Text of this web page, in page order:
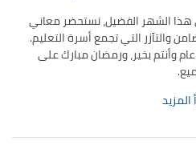
الشهر الفضيل، نستحضر معاني
والتآزر التي تجمع أسرة التعليم.
وأنتم بخير، ورمضان مبارك على
المزيد